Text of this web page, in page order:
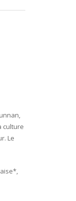
culture
Le